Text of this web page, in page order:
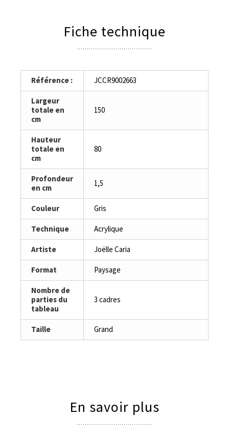
Fiche technique
Référence : JCCR9002663
Largeur
totale en
cm
150
Hauteur
totale en
cm
80
Profondeur
en cm
1,5
Couleur Gris
Technique Acrylique
Artiste Joëlle Caria
Format Paysage
Nombre de
parties du
tableau
3 cadres
Taille Grand
En savoir plus